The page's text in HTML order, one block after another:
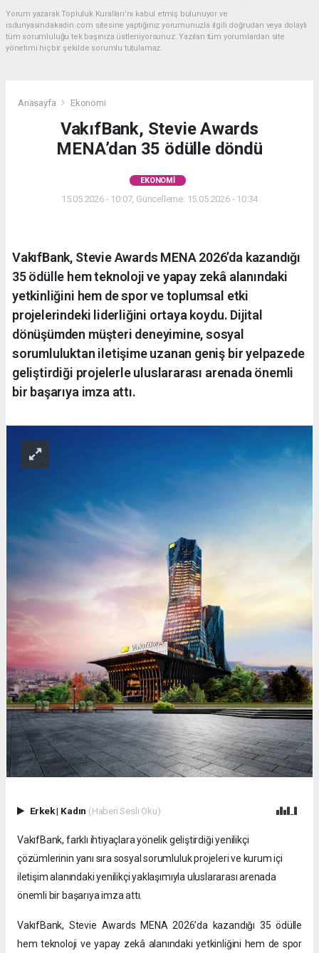
Yorum yazarak Topluluk Kuralları’nı kabul etmiş bulunuyor ve
isdunyasindakadin.com sitesine yaptığınız yorumunuzla ilgili doğrudan veya dolaylı
tüm sorumluluğu tek başınıza üstleniyorsunuz. Yazılan tüm yorumlardan site
yönetimi hiçbir şekilde sorumlu tutulamaz.
Anasayfa Ekonomi
VakıfBank, Stevie Awards
MENA’dan 35 ödülle döndü
EKONOMI
15.05.2026 - 10:07, Güncelleme: 15.05.2026 - 10:34
VakıfBank, Stevie Awards MENA 2026’da kazandığı
35 ödülle hem teknoloji ve yapay zekâ alanındaki
yetkinliğini hem de spor ve toplumsal etki
projelerindeki liderliğini ortaya koydu. Dijital
dönüşümden müşteri deneyimine, sosyal
sorumluluktan iletişime uzanan geniş bir yelpazede
geliştirdiği projelerle uluslararası arenada önemli
bir başarıya imza attı.
Erkek| Kadın (Haberi Sesli Oku)
VakıfBank, farklı ihtiyaçlara yönelik geliştirdiği yenilikçi
çözümlerinin yanı sıra sosyal sorumluluk projeleri ve kurum içi
iletişim alanındaki yenilikçi yaklaşımıyla uluslararası arenada
önemli bir başarıya imza attı.
VakıfBank, Stevie Awards MENA 2026’da kazandığı 35 ödülle
hem teknoloji ve yapay zekâ alanındaki yetkinliğini hem de spor